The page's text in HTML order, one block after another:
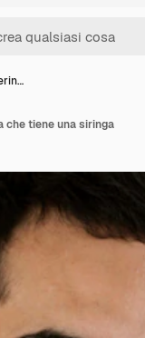
che tiene una siringa